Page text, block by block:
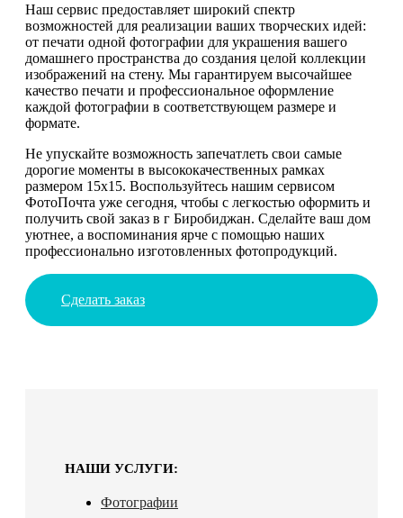
Наш сервис предоставляет широкий спектр
возможностей для реализации ваших творческих идей:
от печати одной фотографии для украшения вашего
домашнего пространства до создания целой коллекции
изображений на стену. Мы гарантируем высочайшее
качество печати и профессиональное оформление
каждой фотографии в соответствующем размере и
формате.
Не упускайте возможность запечатлеть свои самые
дорогие моменты в высококачественных рамках
размером 15х15. Воспользуйтесь нашим сервисом
ФотоПочта уже сегодня, чтобы с легкостью оформить и
получить свой заказ в г Биробиджан. Сделайте ваш дом
уютнее, а воспоминания ярче с помощью наших
профессионально изготовленных фотопродукций.
Сделать заказ
НАШИ УСЛУГИ:
Фотографии